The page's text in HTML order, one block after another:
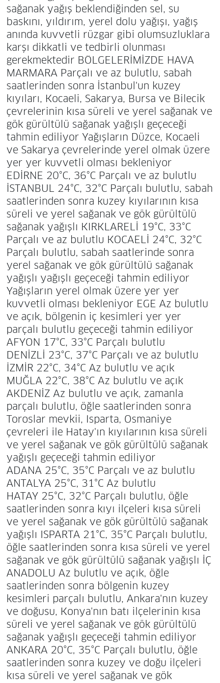
sağanak yağış beklendiğinden sel, su
baskını, yıldırım, yerel dolu yağışı, yağış
anında kuvvetli rüzgar gibi olumsuzluklara
karşı dikkatli ve tedbirli olunması
gerekmektedir BÖLGELERİMİZDE HAVA
MARMARA Parçalı ve az bulutlu, sabah
saatlerinden sonra İstanbul'un kuzey
kıyıları, Kocaeli, Sakarya, Bursa ve Bilecik
çevrelerinin kısa süreli ve yerel sağanak ve
gök gürültülü sağanak yağışlı geçeceği
tahmin ediliyor Yağışların Düzce, Kocaeli
ve Sakarya çevrelerinde yerel olmak üzere
yer yer kuvvetli olması bekleniyor
EDİRNE 20°C, 36°C Parçalı ve az bulutlu
İSTANBUL 24°C, 32°C Parçalı bulutlu, sabah
saatlerinden sonra kuzey kıyılarının kısa
süreli ve yerel sağanak ve gök gürültülü
sağanak yağışlı KIRKLARELİ 19°C, 33°C
Parçalı ve az bulutlu KOCAELİ 24°C, 32°C
Parçalı bulutlu, sabah saatlerinde sonra
yerel sağanak ve gök gürültülü sağanak
yağışlı yağışlı geçeceği tahmin ediliyor
Yağışların yerel olmak üzere yer yer
kuvvetli olması bekleniyor EGE Az bulutlu
ve açık, bölgenin iç kesimleri yer yer
parçalı bulutlu geçeceği tahmin ediliyor
AFYON 17°C, 33°C Parçalı bulutlu
DENİZLİ 23°C, 37°C Parçalı ve az bulutlu
İZMİR 22°C, 34°C Az bulutlu ve açık
MUĞLA 22°C, 38°C Az bulutlu ve açık
AKDENİZ Az bulutlu ve açık, zamanla
parçalı bulutlu, öğle saatlerinden sonra
Toroslar mevkii, Isparta, Osmaniye
çevreleri ile Hatay'ın kıyılarının kısa süreli
ve yerel sağanak ve gök gürültülü sağanak
yağışlı geçeceği tahmin ediliyor
ADANA 25°C, 35°C Parçalı ve az bulutlu
ANTALYA 25°C, 31°C Az bulutlu
HATAY 25°C, 32°C Parçalı bulutlu, öğle
saatlerinden sonra kıyı ilçeleri kısa süreli
ve yerel sağanak ve gök gürültülü sağanak
yağışlı ISPARTA 21°C, 35°C Parçalı bulutlu,
öğle saatlerinden sonra kısa süreli ve yerel
sağanak ve gök gürültülü sağanak yağışlı İÇ
ANADOLU Az bulutlu ve açık, öğle
saatlerinden sonra bölgenin kuzey
kesimleri parçalı bulutlu, Ankara'nın kuzey
ve doğusu, Konya'nın batı ilçelerinin kısa
süreli ve yerel sağanak ve gök gürültülü
sağanak yağışlı geçeceği tahmin ediliyor
ANKARA 20°C, 35°C Parçalı bulutlu, öğle
saatlerinden sonra kuzey ve doğu ilçeleri
kısa süreli ve yerel sağanak ve gök